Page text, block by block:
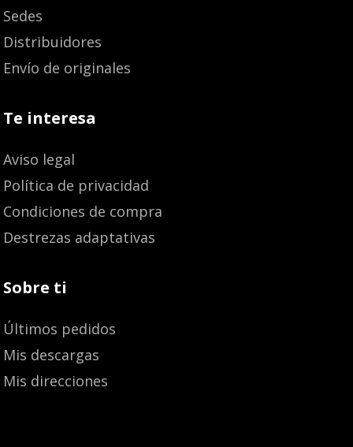
Sedes
Distribuidores
Envío de originales
Te interesa
Aviso legal
Política de privacidad
Condiciones de compra
Destrezas adaptativas
Sobre ti
Últimos pedidos
Mis descargas
Mis direcciones